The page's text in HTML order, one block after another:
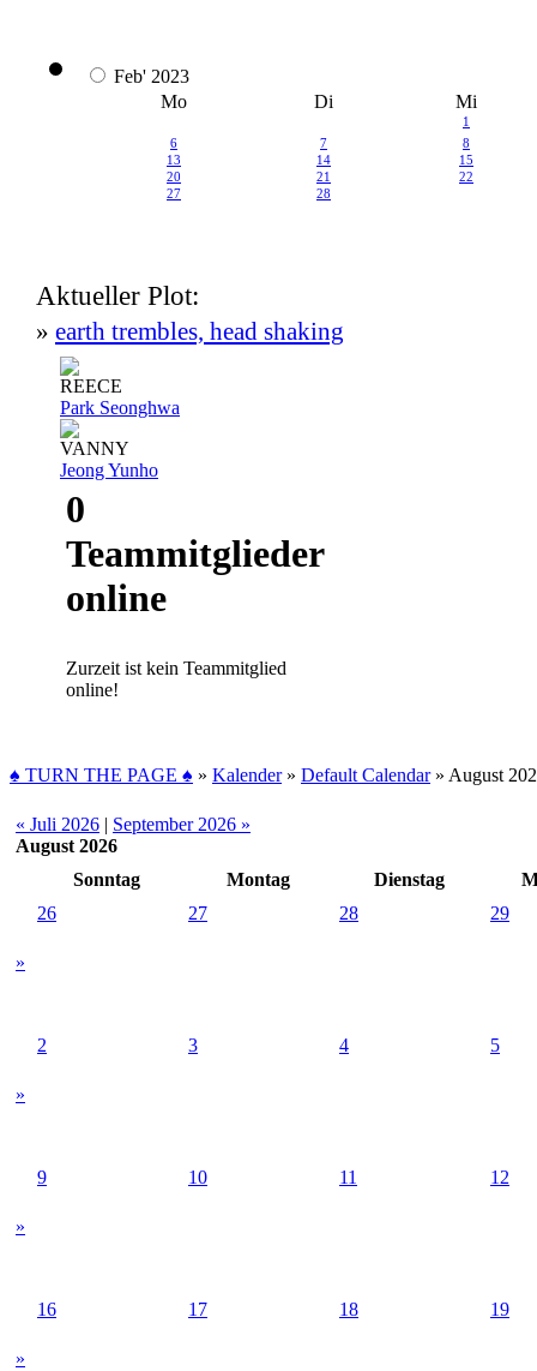
Feb' 2023
Mo
Di Mi
1
6
7
8
13
14
15
20
21
22
27
28
Aktueller Plot:
» earth trembles, head shaking
REECE
Park Seonghwa
VANNY
Jeong Yunho
0
Teammitglieder
online
Zurzeit ist kein Teammitglied
online!
♠ TURN THE PAGE ♠ » Kalender» Default Calendar » August
« Juli 2026 | September 2026 »
August 2026
Sonntag
Montag Dienstag
»
26 27 28 29
»
2 3 4 5
»
9 10 11 12
»
16 17 18 19